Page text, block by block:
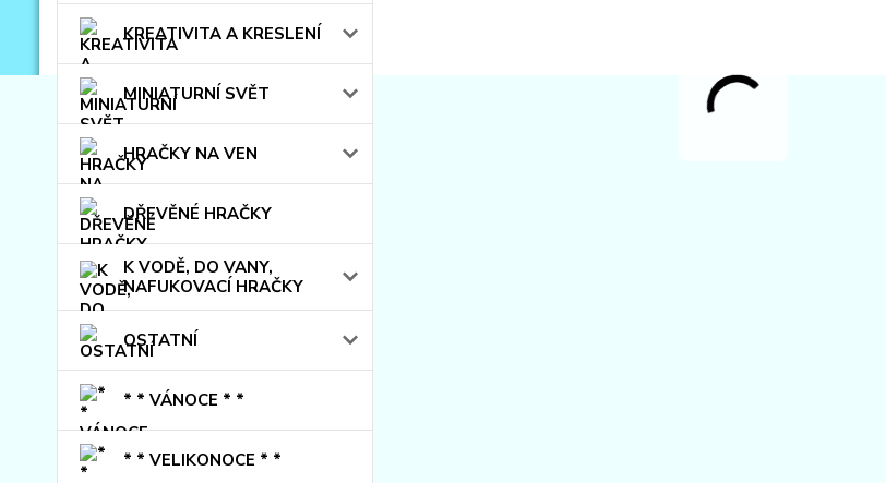
KREATIVITA A KRESLENÍ
MINIATURNÍ SVĚT
HRAČKY NA VEN
DŘEVĚNÉ HRAČKY
K VODĚ, DO VANY,
NAFUKOVACÍ HRAČKY
OSTATNÍ
* * VÁNOCE * *
* * VELIKONOCE * *